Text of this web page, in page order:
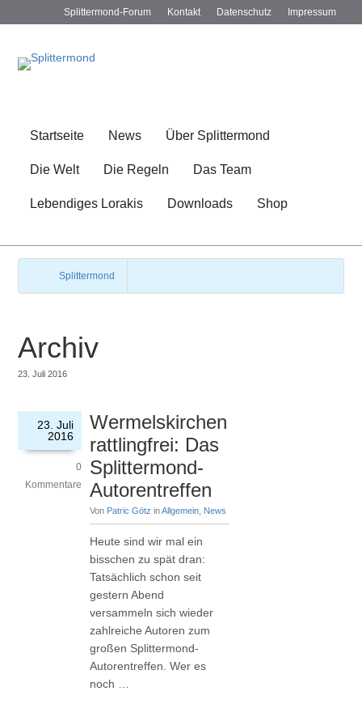
Impressum
Datenschutz
Kontakt
Splittermond-Forum
Startseite News Über Splittermond
Die Welt Die Regeln Das Team
Lebendiges Lorakis Downloads Shop
Splittermond
Archiv
23. Juli 2016
23. Juli
2016
0
Kommentare
Wermelskirchen
rattlingfrei: Das
Splittermond-
Autorentreffen
Von Patric Götz inAllgemein News
Heute sind wir mal ein
bisschen zu spät dran:
Tatsächlich schon seit
gestern Abend
versammeln sich wieder
zahlreiche Autoren zum
großen Splittermond-
Autorentreffen. Wer es
noch …